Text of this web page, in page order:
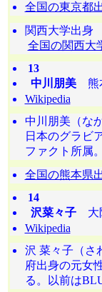
全国の東京都
関西大学出
全国の関西大
13
中川朋美熊
Wikipedia
中川朋美（な
日本のグラビ
ファクト所属。
全国の熊本県
14
沢菜々子大
Wikipedia
沢 菜々子（さ
府出身の元女
る。以前は